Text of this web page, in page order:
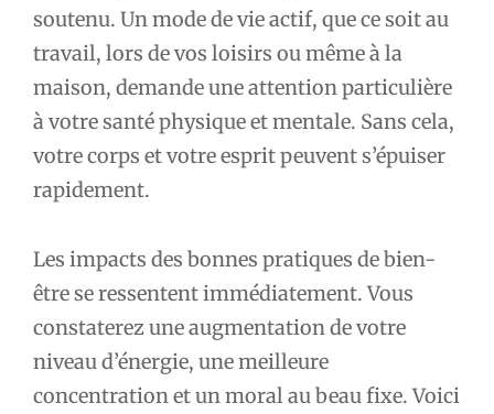
soutenu. Un mode de vie actif, que ce soit au
travail, lors de vos loisirs ou même à la
maison, demande une attention particulière
à votre santé physique et mentale. Sans cela,
votre corps et votre esprit peuvent s’épuiser
rapidement.
Les impacts des bonnes pratiques de bien-
être se ressentent immédiatement. Vous
constaterez une augmentation de votre
niveau d’énergie, une meilleure
concentration et un moral au beau fixe. Voici